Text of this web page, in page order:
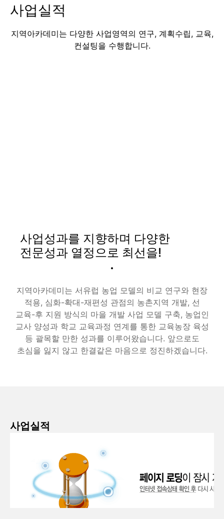
사업실적
지역아카데미는 다양한 사업영역의 연구, 계획수립, 교육,
컨설팅을 수행합니다.
사업성과를 지향하며 다양한
전문성과 열정으로 최선을!
지역아카데미는 서유럽 농업 모델의 비교 연구와 현장
적용, 심화-확대-재편성 관점의 농촌지역 개발, 선
교육-후 지원 방식의 마을 개발 사업 모델 구축, 농업인
교사 양성과 학교 교육과정 연계를 통한 교육농장 육성
등 괄목할 만한 성과를 이루어왔습니다. 앞으로도
초심을 잃지 않고 한결같은 마음으로 정진하겠습니다.
사업실적